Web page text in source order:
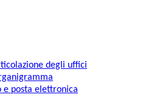
degli uffici
e posta elettronica